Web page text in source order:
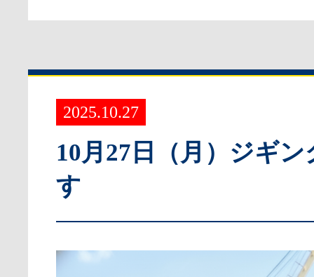
2025.10.27
10月27日（月）ジギ
す